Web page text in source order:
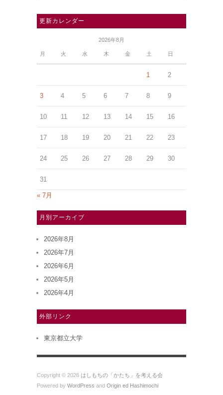
更新カレンダー
2026年8月
月 火 水 木 金 土 日
1 2
3 4 5 6 7 8 9
10 11 12 13 14 15 16
17 18 19 20 21 22 23
24 25 26 27 28 29 30
31
« 7月
月別アーカイブ
2026年8月
2026年7月
2026年6月
2026年5月
2026年4月
外部リンク
東京都立大学
Copyright © 2026 はしもちの「かたち」を考える会
Powered by WordPress and Origin ed Hashimochi